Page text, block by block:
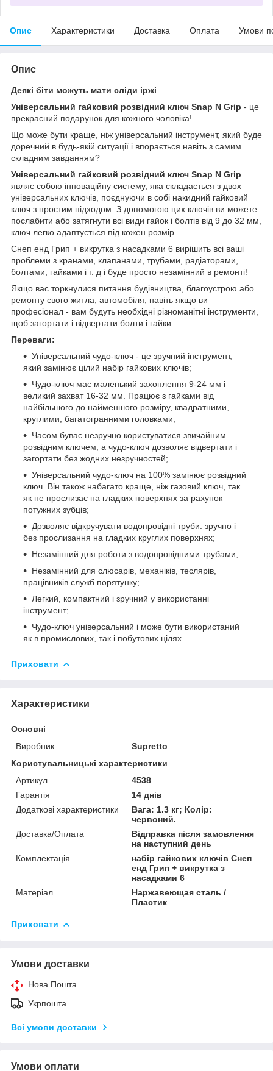
Опис Характеристики Доставка Оплата Умови
Опис
Деякі біти можуть мати сліди іржі
Універсальний гайковий розвідний ключ Snap N Grip - це
прекрасний подарунок для кожного чоловіка!
Що може бути краще, ніж універсальний інструмент, який буде
доречний в будь-якій ситуації і впорається навіть з самим
складним завданням?
Універсальний гайковий розвідний ключ Snap N Grip
являє собою інноваційну систему, яка складається з двох
універсальних ключів, поєднуючи в собі накидний гайковий
ключ з простим підходом. З допомогою цих ключів ви можете
послабити або затягнути всі види гайок і болтів від 9 до 32 мм,
ключ легко адаптується під кожен розмір.
Снеп енд Грип + викрутка з насадками 6 вирішить всі ваші
проблеми з кранами, клапанами, трубами, радіаторами,
болтами, гайками і т. д і буде просто незамінний в ремонті!
Якщо вас торкнулися питання будівництва, благоустрою або
ремонту свого житла, автомобіля, навіть якщо ви
професіонал - вам будуть необхідні різноманітні інструменти,
щоб загортати і відвертати болти і гайки.
Переваги:
Універсальний чудо-ключ - це зручний інструмент,
який замінює цілий набір гайкових ключів;
Чудо-ключ має маленький захоплення 9-24 мм і
великий захват 16-32 мм. Працює з гайками від
найбільшого до найменшого розміру, квадратними,
круглими, багатогранними головками;
Часом буває незручно користуватися звичайним
розвідним ключем, а чудо-ключ дозволяє відвертати і
загортати без жодних незручностей;
Універсальний чудо-ключ на 100% замінює розвідний
ключ. Він також набагато краще, ніж газовий ключ, так
як не прослизає на гладких поверхнях за рахунок
потужних зубців;
Дозволяє відкручувати водопровідні труби: зручно і
без прослизання на гладких круглих поверхнях;
Незамінний для роботи з водопровідними трубами;
Незамінний для слюсарів, механіків, теслярів,
працівників служб порятунку;
Легкий, компактний і зручний у використанні
інструмент;
Чудо-ключ універсальний і може бути використаний
як в промислових, так і побутових цілях.
Приховати
Характеристики
Основні
Виробник
Supretto
Користувальницькі характеристики
Артикул
4538
Гарантія
14 днів
Додаткові характеристики
Вага: 1.3 кг; Колір:
червоний.
Доставка/Оплата
Відправка після замовлення
на наступний день
Комплектація
набір гайкових ключів Снеп
енд Грип + викрутка з
насадками 6
Матеріал
Наржавеющая сталь /
Пластик
Приховати
Умови доставки
Нова Пошта
Укрпошта
Всі умови доставки
Умови оплати